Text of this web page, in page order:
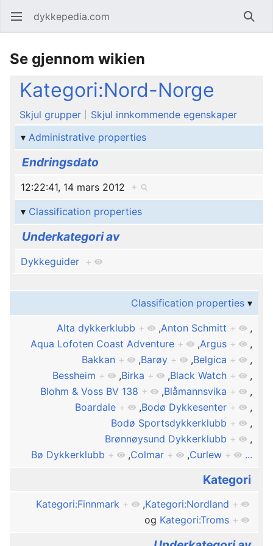
Åpne hovedmenyen dykkepedia.com Søk
Se gjennom wikien
Kategori:Nord-Norge
Skjul grupper
Skjul innkommende egenskaper
Administrative properties
Endringsdato
12:22:41, 14 mars 2012 +
Classification properties
Underkategori av
Dykkeguider +
Classification properties
Alta dykkerklubb + ,Anton Schmitt +
,
Aqua Lofoten Coast Adventure + ,Argus +
,
Bakkan + ,Barøy + ,Belgica +
,
Bessheim + ,Birka + ,Black Watch +
,
Blohm & Voss BV 138 + ,Blåmannsvika +
,
Boardale + ,Bodø Dykkesenter +
,
Bodø Sportsdykkerklubb +
,
Brønnøysund Dykkerklubb +
,
Bø Dykkerklubb + ,Colmar + ,Curlew + ...
Kategori
Kategori:Finnmark + ,Kategori:Nordland +
og Kategori:Troms +